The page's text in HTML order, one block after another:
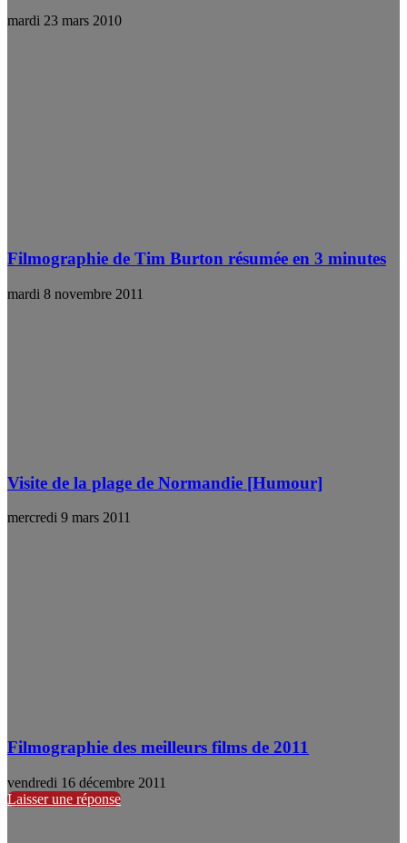
mardi 23 mars 2010
Filmographie de Tim Burton résumée en 3 minutes
mardi 8 novembre 2011
Visite de la plage de Normandie [Humour]
mercredi 9 mars 2011
Filmographie des meilleurs films de 2011
vendredi 16 décembre 2011
Laisser une réponse